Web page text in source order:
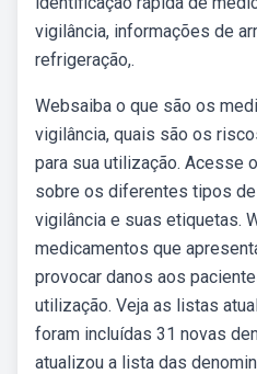
vigilância, informações de
refrigeração,.
Websaiba o que são os
vigilância, quais são os
para sua utilização. Acesse
sobre os diferentes tipos
vigilância e suas etiquetas.
medicamentos que
provocar danos aos
utilização. Veja as listas
foram incluídas 31 novas
atualizou a lista das